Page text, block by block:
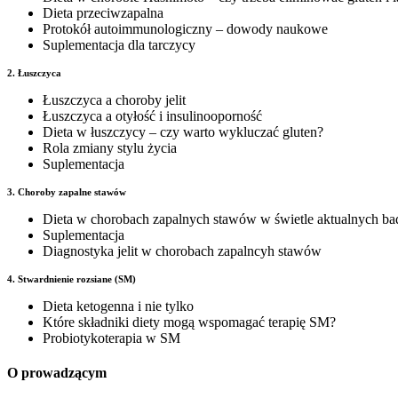
Dieta przeciwzapalna
Protokół autoimmunologiczny – dowody naukowe
Suplementacja dla tarczycy
2. Łuszczyca
Łuszczyca a choroby jelit
Łuszczyca a otyłość i insulinooporność
Dieta w łuszczycy – czy warto wykluczać gluten?
Rola zmiany stylu życia
Suplementacja
3. Choroby zapalne stawów
Dieta w chorobach zapalnych stawów w świetle aktualnych
Suplementacja
Diagnostyka jelit w chorobach zapalncyh stawów
4. Stwardnienie rozsiane (SM)
Dieta ketogenna i nie tylko
Które składniki diety mogą wspomagać terapię SM?
Probiotykoterapia w SM
O prowadzącym